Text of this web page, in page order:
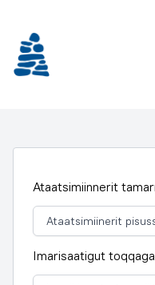
Ataatsimiinnerit
Ataatsimiinerit
Imarisaatigut